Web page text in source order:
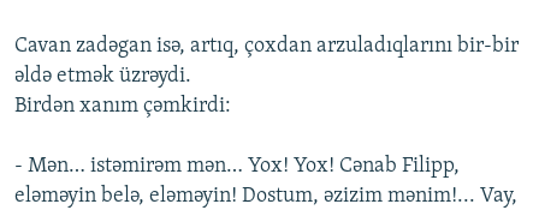
Cavan zadəgan isə, artıq, çoxdan arzuladıqlarını bir-bir
əldə etmək üzrəydi.
Birdən xanım çəmkirdi:
- Mən… istəmirəm mən… Yox! Yox! Cənab Filipp,
eləməyin belə, eləməyin! Dostum, əzizim mənim!... Vay,